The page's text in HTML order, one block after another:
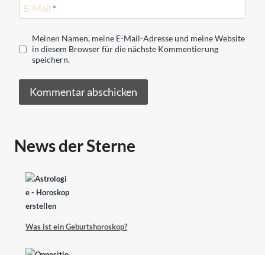
E-Mail *
Meinen Namen, meine E-Mail-Adresse und meine Website
in diesem Browser für die nächste Kommentierung
speichern.
News der Sterne
Was ist ein Geburtshoroskop?